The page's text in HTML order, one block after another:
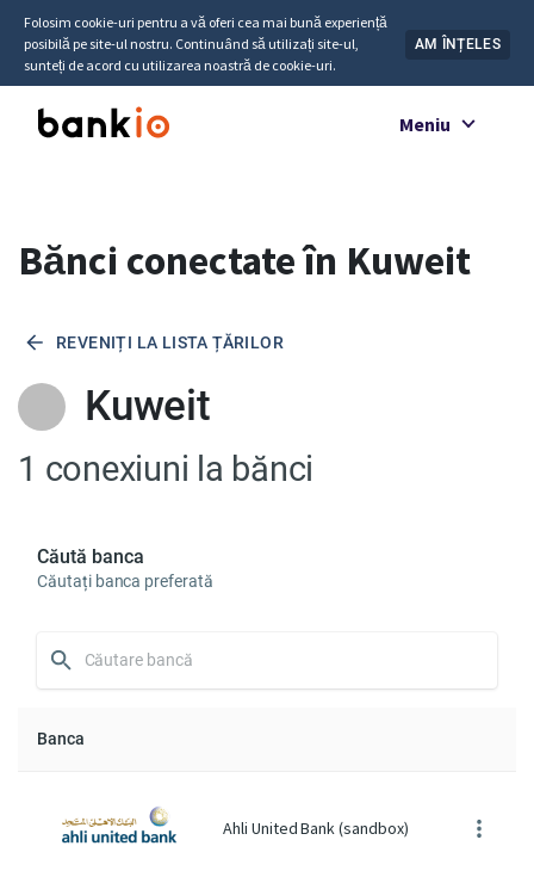
Folosim cookie-uri pentru a vă oferi cea mai bună experiență
posibilă pe site-ul nostru. Continuând să utilizați site-ul,
sunteți de acord cu utilizarea noastră de cookie-uri.
AM ÎNȚELES
Meniu
Bănci conectate în Kuweit
REVENIȚI LA LISTA ȚĂRILOR
Kuweit
1 conexiuni la bănci
Căută banca
Căutați banca preferată
Banca
Ahli United Bank (sandbox)